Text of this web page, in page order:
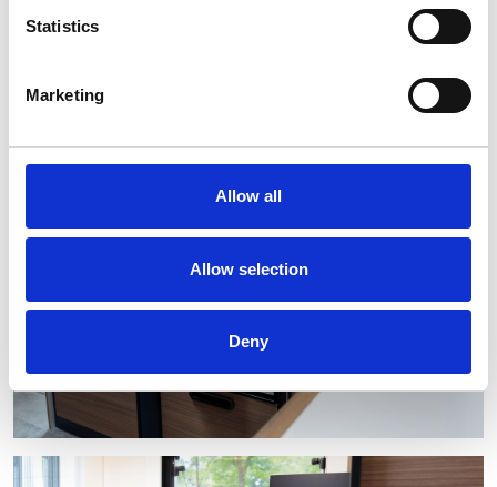
Statistics
Marketing
Allow all
Allow selection
Deny